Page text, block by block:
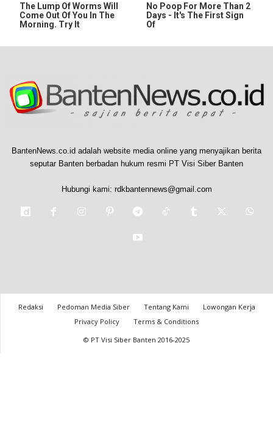
The Lump Of Worms Will
Come Out Of You In The
Morning. Try It
No Poop For More Than 2
Days - It's The First Sign
Of
BantenNews.co.id adalah website media online yang menyajikan berita
seputar Banten berbadan hukum resmi PT Visi Siber Banten
Hubungi kami: rdkbantennews@gmail.com
Redaksi Pedoman Media Siber Tentang Kami
Lowongan Kerja
Privacy Policy
Terms & Conditions
© PT Visi Siber Banten 2016-2025